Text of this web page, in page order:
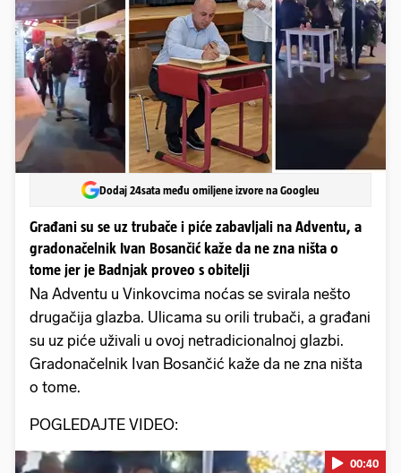
Dodaj 24sata među omiljene izvore na Googleu
Građani su se uz trubače i piće zabavljali na Adventu, a
gradonačelnik Ivan Bosančić kaže da ne zna ništa o
tome jer je Badnjak proveo s obitelji
Na Adventu u Vinkovcima noćas se svirala nešto
drugačija glazba. Ulicama su orili trubači, a građani
su uz piće uživali u ovoj netradicionalnoj glazbi.
Gradonačelnik Ivan Bosančić kaže da ne zna ništa
o tome.
POGLEDAJTE VIDEO:
00:40